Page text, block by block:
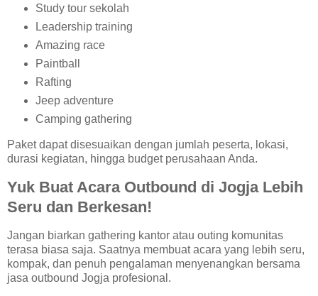
Study tour sekolah
Leadership training
Amazing race
Paintball
Rafting
Jeep adventure
Camping gathering
Paket dapat disesuaikan dengan jumlah peserta, lokasi,
durasi kegiatan, hingga budget perusahaan Anda.
Yuk Buat Acara Outbound di Jogja Lebih
Seru dan Berkesan!
Jangan biarkan gathering kantor atau outing komunitas
terasa biasa saja. Saatnya membuat acara yang lebih seru,
kompak, dan penuh pengalaman menyenangkan bersama
jasa outbound Jogja profesional.